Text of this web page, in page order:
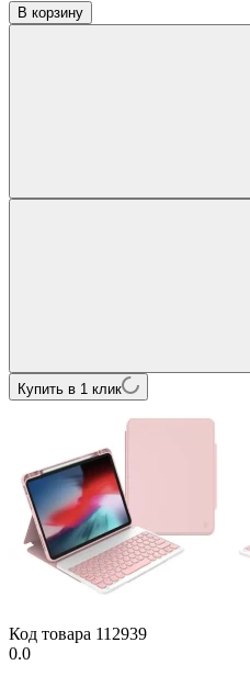
В корзину
Купить в 1 клик
Код товара 112939
0.0